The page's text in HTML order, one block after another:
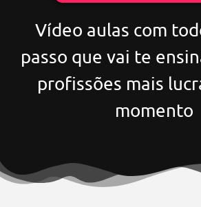
Vídeo aulas com
passo que vai te
profissões mais
momento